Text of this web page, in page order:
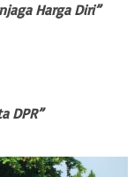
Harga Diri”
DPR”